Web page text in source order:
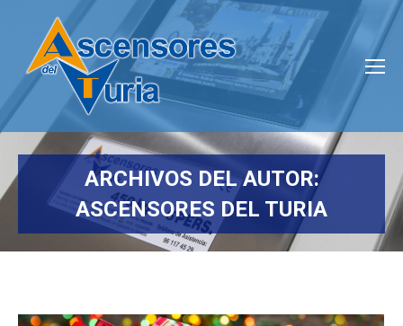
ARCHIVOS DEL AUTOR:
ASCENSORES DEL TURIA
Estás aquí: